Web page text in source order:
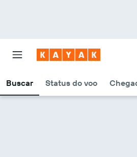
Buscar Status do voo